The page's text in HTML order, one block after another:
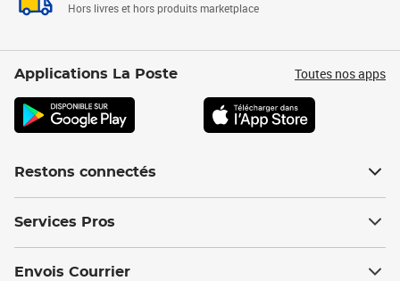
Hors livres et hors produits marketplace
Applications La Poste Toutes nos apps
Restons connectés
Services Pros
Envois Courrier